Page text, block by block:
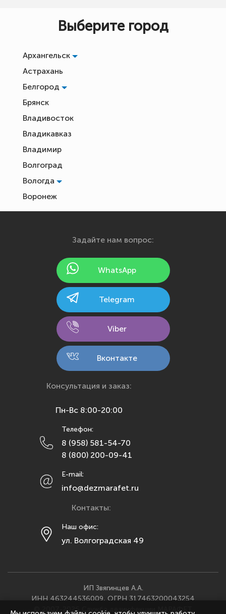
Выберите город
Архангельск
Астрахань
Белгород
Брянск
Владивосток
Владикавказ
Владимир
Волгоград
Вологда
Воронеж
Екатеринбург
Йошкар-Ола
Калининград
Кемерово
Кострома
Краснодар
Красноярск
Махачкала
Москва
Набережные Челны
Нижний Новгород
Новосибирск
Омск
Пенза
Ростов-на-Дону
Задайте нам вопрос:
WhatsApp
Telegram
Viber
Вконтакте
Консультация и заказ:
Пн-Вс 8:00-20:00
Телефон:
8 (958) 581-54-70
8 (800) 200-09-41
E-mail:
info@dezmarafet.ru
Контакты:
Наш офис:
ул. Волгоградская 49
ИП Звягинцев А.А.
ИНН 463244536009, ОГРН 317463200043254
© 2007-2026 Служба дезинфекции МАРАФЕТ